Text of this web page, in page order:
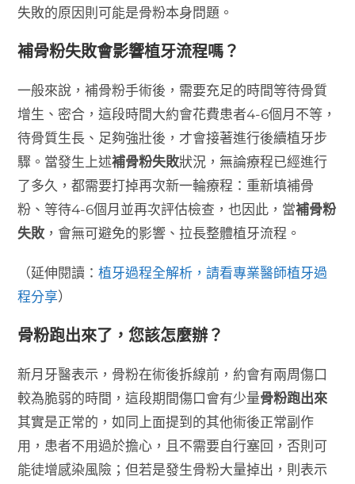
失敗的原因則可能是骨粉本身問題。
補骨粉失敗會影響植牙流程嗎？
一般來說，補骨粉手術後，需要充足的時間等待骨質
增生、密合，這段時間大約會花費患者4-6個月不等，
待骨質生長、足夠強壯後，才會接著進行後續植牙步
驟。當發生上述補骨粉失敗狀況，無論療程已經進行
了多久，都需要打掉再次新一輪療程：重新填補骨
粉、等待4-6個月並再次評估檢查，也因此，當補骨粉
失敗 ，會無可避免的影響、拉長整體植牙流程。
（延伸閱讀：植牙過程全解析，請看專業醫師植牙過
程分享）
骨粉跑出來了，您該怎麼辦？
新月牙醫表示，骨粉在術後拆線前，約會有兩周傷口
較為脆弱的時間，這段期間傷口會有少量骨粉跑出來
其實是正常的，如同上面提到的其他術後正常副作
用，患者不用過於擔心，且不需要自行塞回，否則可
能徒增感染風險；但若是發生骨粉大量掉出，則表示